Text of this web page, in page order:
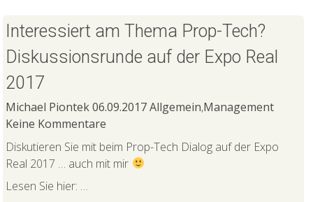
Interessiert am Thema Prop-Tech?
Diskussionsrunde auf der Expo Real
2017
Michael Piontek 06.09.2017 Allgemein,Management
Keine Kommentare
Diskutieren Sie mit beim Prop-Tech Dialog auf der Expo
Real 2017 … auch mit mir
Lesen Sie hier: …